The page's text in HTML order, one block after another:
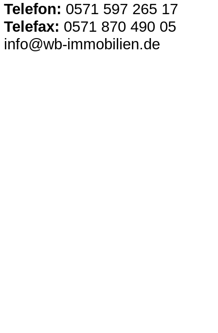
Telefon: 0571 597 265 17
Telefax: 0571 870 490 05
info@wb-immobilien.de